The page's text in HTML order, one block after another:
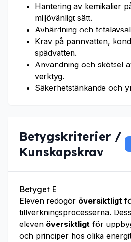
Hantering av kemikalier
miljövänligt sätt.
Avhärdning och
Krav på pannvatten,
spädvatten.
Användning och skötsel
verktyg.
Säkerhetstänkande och
Betygskriterier /
Kunskapskrav
Betyget E
Eleven redogör översiktligt
tillverkningsprocesserna.
eleven översiktligt för
och principer hos olika